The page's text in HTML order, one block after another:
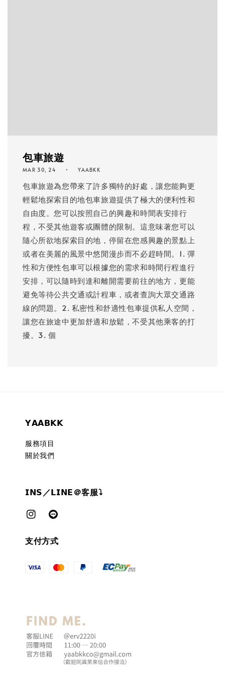
包車旅遊
MAR 30, 24 YAABKK
包車旅遊為您帶來了許多獨特的好處，讓您能夠更
輕鬆地探索目的地包車旅遊提供了極大的便利性和
自由度。您可以按照自己的興趣和時間表安排行
程，不受其他遊客或團體的限制。這意味著您可以
隨心所欲地探索目的地，停留在您感興趣的景點上
或者在美麗的風景中悠閒漫步而不必趕時間。1. 彈
性和方便性包車可以根據您的需求和時間行程進行
安排，可以隨時到達和離開需要前往的地方，更能
避免等待公共交通或計程車，或者查詢大眾交通路
線的問題。2. 私密性和舒適性包車提供私人空間，
讓您在旅途中更加舒適和放鬆，不受其他乘客的打
擾。3. 個
𝗬𝗔𝗔𝗕𝗞𝗞
服務項目
關於我們
𝗜𝗡𝗦／𝗟𝗜𝗡𝗘＠客服⤵︎
支付方式